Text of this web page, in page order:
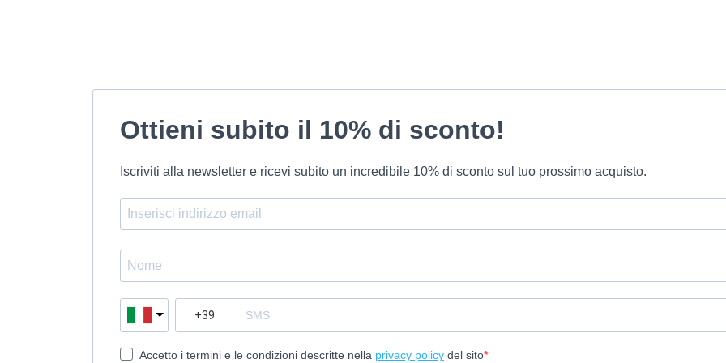
Ottieni subito il 10% di sconto!
Iscriviti alla newsletter e ricevi subito un incredibile 10% di sconto sul tuo prossimo acquisto.
Accetto i termini e le condizioni descritte nella privacy policy del sito